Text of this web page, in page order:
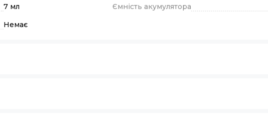
7 мл Ємність акумулятора
Немає